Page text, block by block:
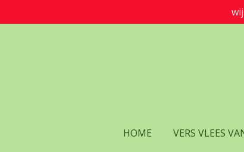
direct
HOME VERS VLEES